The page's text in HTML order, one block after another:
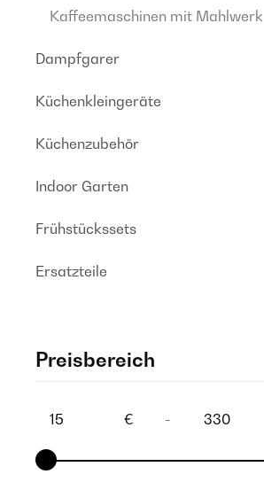
Kaffeemaschinen mit Mahlwerk
Dampfgarer
Küchenkleingeräte
Küchenzubehör
Indoor Garten
Frühstückssets
Ersatzteile
Preisbereich
€ -